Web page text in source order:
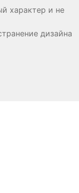
характер и не
дизайна